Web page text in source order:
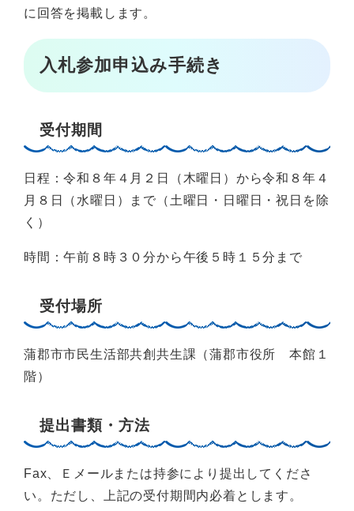
に回答を掲載します。
入札参加申込み手続き
受付期間
日程：令和８年４月２日（木曜日）から令和８年４
月８日（水曜日）まで（土曜日・日曜日・祝日を除
く）
時間：午前８時３０分から午後５時１５分まで
受付場所
蒲郡市市民生活部共創共生課（蒲郡市役所 本館１
階）
提出書類・方法
Fax、Ｅメールまたは持参により提出してくださ
い。ただし、上記の受付期間内必着とします。